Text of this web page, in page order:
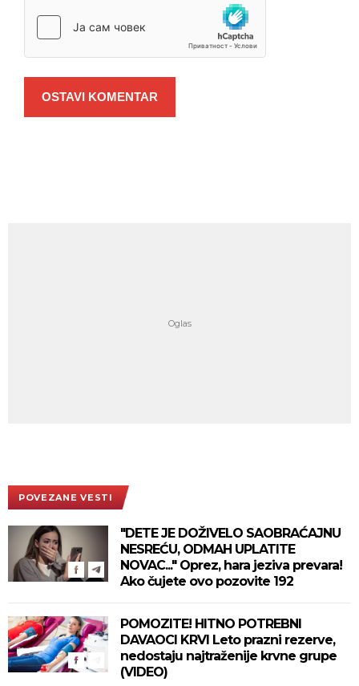
OSTAVI KOMENTAR
POVEZANE VESTI
"DETE JE DOŽIVELO SAOBRAĆAJNU
NESREĆU, ODMAH UPLATITE
NOVAC..." Oprez, hara jeziva prevara!
Ako čujete ovo pozovite 192
POMOZITE! HITNO POTREBNI
DAVAOCI KRVI Leto prazni rezerve,
nedostaju najtraženije krvne grupe
(VIDEO)